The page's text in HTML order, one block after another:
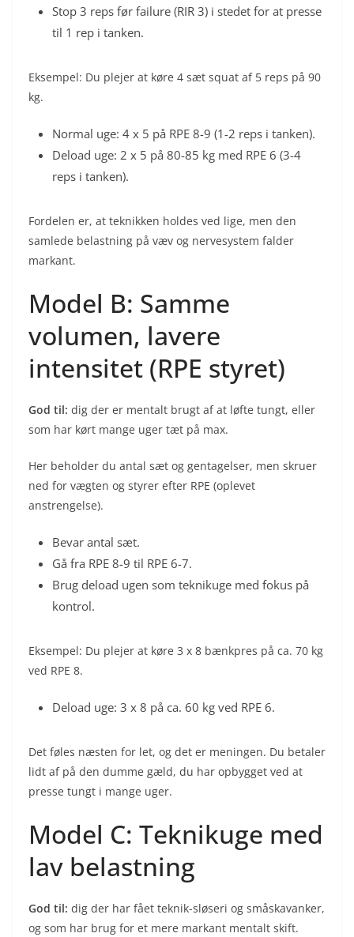
Stop 3 reps før failure (RIR 3) i stedet for at presse
til 1 rep i tanken.
Eksempel: Du plejer at køre 4 sæt squat af 5 reps på 90
kg.
Normal uge: 4 x 5 på RPE 8-9 (1-2 reps i tanken).
Deload uge: 2 x 5 på 80-85 kg med RPE 6 (3-4
reps i tanken).
Fordelen er, at teknikken holdes ved lige, men den
samlede belastning på væv og nervesystem falder
markant.
Model B: Samme
volumen, lavere
intensitet (RPE styret)
God til: dig der er mentalt brugt af at løfte tungt, eller
som har kørt mange uger tæt på max.
Her beholder du antal sæt og gentagelser, men skruer
ned for vægten og styrer efter RPE (oplevet
anstrengelse).
Bevar antal sæt.
Gå fra RPE 8-9 til RPE 6-7.
Brug deload ugen som teknikuge med fokus på
kontrol.
Eksempel: Du plejer at køre 3 x 8 bænkpres på ca. 70 kg
ved RPE 8.
Deload uge: 3 x 8 på ca. 60 kg ved RPE 6.
Det føles næsten for let, og det er meningen. Du betaler
lidt af på den dumme gæld, du har opbygget ved at
presse tungt i mange uger.
Model C: Tekniku­ge med
lav belastning
God til: dig der har fået teknik-sløseri og småskavanker,
og som har brug for et mere markant mentalt skift.